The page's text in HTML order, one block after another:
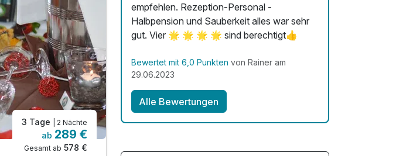
3 Tage | 2 Nächte
ab 289 €
Gesamt ab 578 €
empfehlen. Rezeption-Personal -
Halbpension und Sauberkeit alles war sehr
gut. Vier 🌟 🌟 🌟 🌟 sind berechtigt👍
Bewertet mit 6,0 Punkten von Rainer am
29.06.2023
Alle Bewertungen